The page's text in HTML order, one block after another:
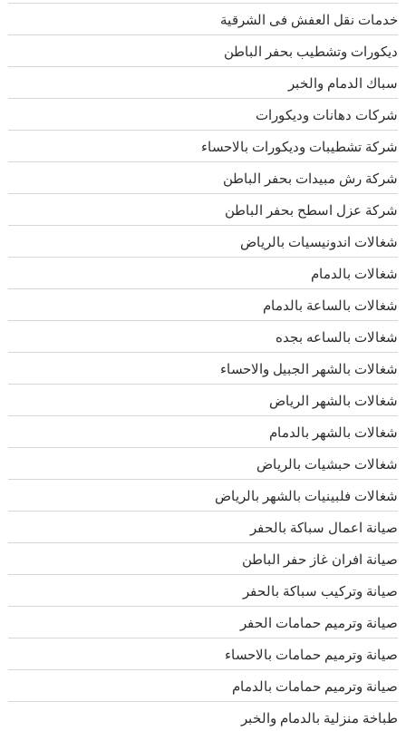
خدمات نقل العفش فى الشرقية
ديكورات وتشطيب بحفر الباطن
سباك الدمام والخبر
شركات دهانات وديكورات
شركة تشطيبات وديكورات بالاحساء
شركة رش مبيدات بحفر الباطن
شركة عزل اسطح بحفر الباطن
شغالات اندونيسيات بالرياض
شغالات بالدمام
شغالات بالساعة بالدمام
شغالات بالساعه بجده
شغالات بالشهر الجبيل والاحساء
شغالات بالشهر الرياض
شغالات بالشهر بالدمام
شغالات حبشيات بالرياض
شغالات فلبينيات بالشهر بالرياض
صيانة اعمال سباكة بالحفر
صيانة افران غاز حفر الباطن
صيانة وتركيب سباكة بالحفر
صيانة وترميم حمامات الحفر
صيانة وترميم حمامات بالاحساء
صيانة وترميم حمامات بالدمام
طباخة منزلية بالدمام والخبر